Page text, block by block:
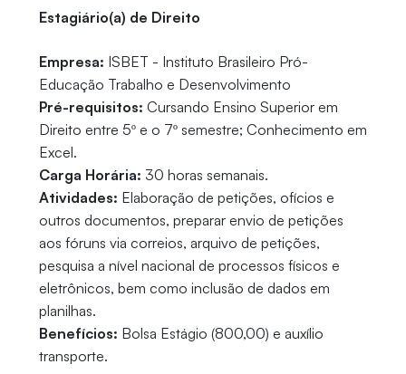
Estagiário(a) de Direito
Empresa: ISBET - Instituto Brasileiro Pró-
Educação Trabalho e Desenvolvimento
Pré-requisitos: Cursando Ensino Superior em
Direito entre 5º e o 7º semestre; Conhecimento em
Excel.
Carga Horária: 30 horas semanais.
Atividades: Elaboração de petições, ofícios e
outros documentos, preparar envio de petições
aos fóruns via correios, arquivo de petições,
pesquisa a nível nacional de processos físicos e
eletrônicos, bem como inclusão de dados em
planilhas.
Benefícios: Bolsa Estágio (800,00) e auxílio
transporte.